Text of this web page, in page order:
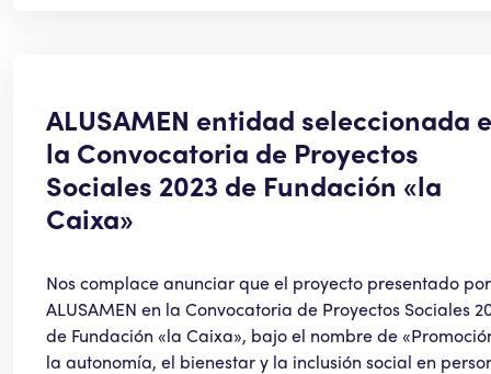
ALUSAMEN entidad seleccionada
la Convocatoria de Proyectos
Sociales 2023 de Fundación «la
Caixa»
Nos complace anunciar que el proyecto presentado por
ALUSAMEN en la Convocatoria de Proyectos Sociales
de Fundación «la Caixa», bajo el nombre de
la autonomía, el bienestar y la inclusión social en